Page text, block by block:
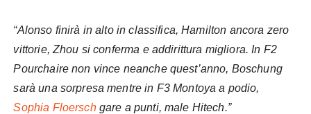
“Alonso finirà in alto in classifica, Hamilton ancora zero
vittorie, Zhou si conferma e addirittura migliora. In F2
Pourchaire non vince neanche quest’anno, Boschung
sarà una sorpresa mentre in F3 Montoya a podio,
Sophia Floerschgare a punti, male Hitech.”